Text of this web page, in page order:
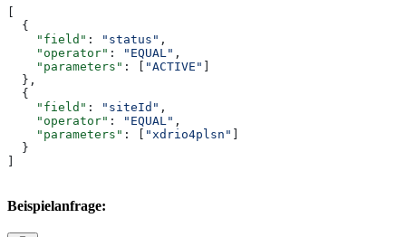
  {
    "field"
: "status" ,
    "operator"
: "EQUAL" ,
    "parameters"
: [ "ACTIVE"
  },
  {
    "field"
: "siteId" ,
    "operator"
: "EQUAL" ,
    "parameters"
: [ "xdrio4plsn"
  }
Beispielanfrage: